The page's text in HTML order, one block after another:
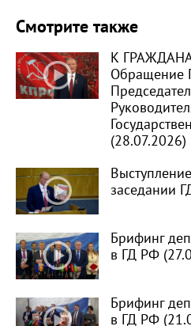
Смотрите также
К
Обращение
(28.07.2026)
заседании
Брифинг
в ГД РФ
Брифинг
в ГД РФ